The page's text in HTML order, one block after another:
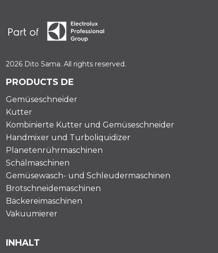
2026 Dito Sama. All rights reserved.
PRODUCTS DE
Gemüseschneider
Kutter
Kombinierte Kutter und Gemüseschneider
Handmixer und Turboliquidizer
Planetenrührmaschinen
Schälmaschinen
Gemüsewasch- und Schleudermaschinen
Brotschneidemaschinen
Bäckereimaschinen
Vakuumierer
INHALT